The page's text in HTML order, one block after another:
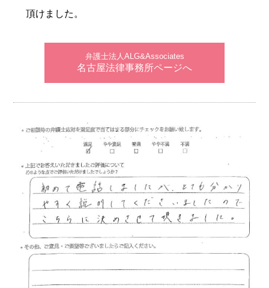
頂けました。
弁護士法人ALG&Associates
名古屋法律事務所ページへ